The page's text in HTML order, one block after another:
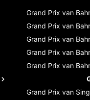
Grand Prix van
Grand Prix van
Grand Prix van
Grand Prix van
Grand Prix van
Grand Prix van